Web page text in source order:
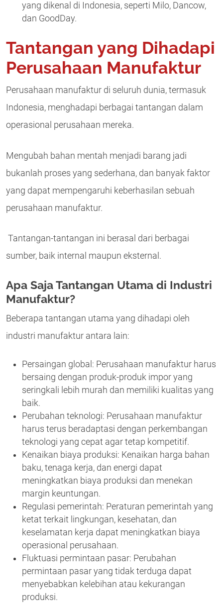
yang dikenal di Indonesia, seperti Milo, Dancow,
dan GoodDay.
Tantangan yang Dihadapi
Perusahaan Manufaktur
Perusahaan manufaktur di seluruh dunia, termasuk
Indonesia, menghadapi berbagai tantangan dalam
operasional perusahaan mereka.
Mengubah bahan mentah menjadi barang jadi
bukanlah proses yang sederhana, dan banyak faktor
yang dapat mempengaruhi keberhasilan sebuah
perusahaan manufaktur.
Tantangan-tantangan ini berasal dari berbagai
sumber, baik internal maupun eksternal.
Apa Saja Tantangan Utama di Industri
Manufaktur?
Beberapa tantangan utama yang dihadapi oleh
industri manufaktur antara lain:
Persaingan global: Perusahaan manufaktur harus
bersaing dengan produk-produk impor yang
seringkali lebih murah dan memiliki kualitas yang
baik.
Perubahan teknologi: Perusahaan manufaktur
harus terus beradaptasi dengan perkembangan
teknologi yang cepat agar tetap kompetitif.
Kenaikan biaya produksi: Kenaikan harga bahan
baku, tenaga kerja, dan energi dapat
meningkatkan biaya produksi dan menekan
margin keuntungan.
Regulasi pemerintah: Peraturan pemerintah yang
ketat terkait lingkungan, kesehatan, dan
keselamatan kerja dapat meningkatkan biaya
operasional perusahaan.
Fluktuasi permintaan pasar: Perubahan
permintaan pasar yang tidak terduga dapat
menyebabkan kelebihan atau kekurangan
produksi.